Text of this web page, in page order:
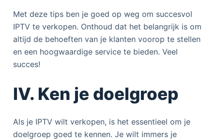
Met deze tips ben je goed op weg om succesvol
IPTV te verkopen. Onthoud dat het belangrijk is om
altijd de behoeften van je klanten voorop te stellen
en een hoogwaardige service te bieden. Veel
succes!
IV. Ken je doelgroep
Als je IPTV wilt verkopen, is het essentieel om je
doelgroep goed te kennen. Je wilt immers je